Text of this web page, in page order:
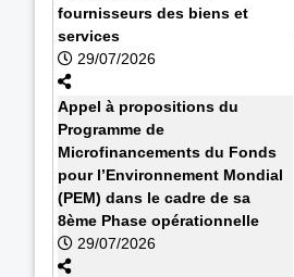
fournisseurs des biens et
services
29/07/2026
Appel à propositions du
Programme de
Microfinancements du Fonds
pour l’Environnement Mondial
(PEM) dans le cadre de sa
8ème Phase opérationnelle
29/07/2026